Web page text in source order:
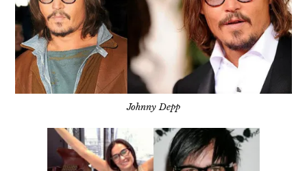
Johnny Depp